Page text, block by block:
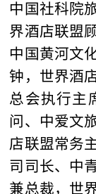
中国社科院
界酒店联盟
中国黄河文
钟，世界酒
总会执行主
问、中爱文
店联盟常务
司司长、中
兼总裁，世